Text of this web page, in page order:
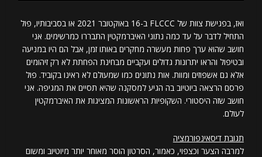
ואז, בפגישת צוות של FLCCC ב-16 באוקטובר 2021 או בסביבותיו, פול
התחיל לדבר על עד כמה נתוני האיברמקטין התבררו כמרשימים. אני
חושב שהוא ערך פחות מעשרה מחקרים באותו זמן, אבל הם היו במניעה
ובטיפול והראו יתרונות גדולים ועקביים מבחינת הפחתת לא רק זיהומים
אלא גם אשפוזים ומוות. אות נתונים כמו שמעולם לא ראינו בקוביד. פול
פרסם הרצאה ביוטיוב בה הגיע למסקנה שהיא תסיים את המגיפה. אני
חושב שזה היסטורי. השקופיות הראשונות המציגות את האיברמקטין
לעולם.
תגובת דיסאינפורמציה
למרבה הצער וכצפוי, כאמור, הסרטון הוסר מאוחר יותר מיוטיוב ומשום